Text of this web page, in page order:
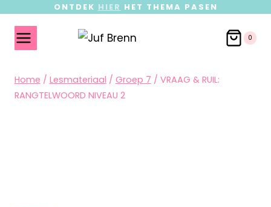
ONTDEK HIER HET THEMA PASEN
0
Home / Lesmateriaal / Groep 7 / VRAAG & RUIL:
RANGTELWOORD NIVEAU 2